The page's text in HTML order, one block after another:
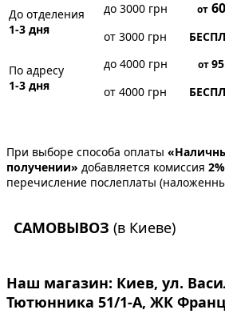
До отделения
1-3 дня
до 3000 грн от60
от 3000 грн
По адресу
1-3 дня
до 4000 грн от95
от 4000 грн
При выборе способа оплаты
получении» добавляется комиссия 2%
перечисление послеплаты
САМОВЫВОЗ (в Киеве)
Наш магазин: Киев, ул.
Тютюнника 51/1-А, ЖК